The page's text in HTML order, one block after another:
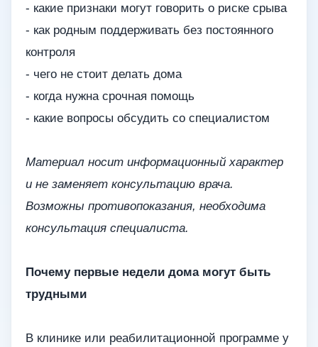
- какие признаки могут говорить о риске срыва
- как родным поддерживать без постоянного
контроля
- чего не стоит делать дома
- когда нужна срочная помощь
- какие вопросы обсудить со специалистом
Материал носит информационный характер
и не заменяет консультацию врача.
Возможны противопоказания, необходима
консультация специалиста.
Почему первые недели дома могут быть
трудными
В клинике или реабилитационной программе у